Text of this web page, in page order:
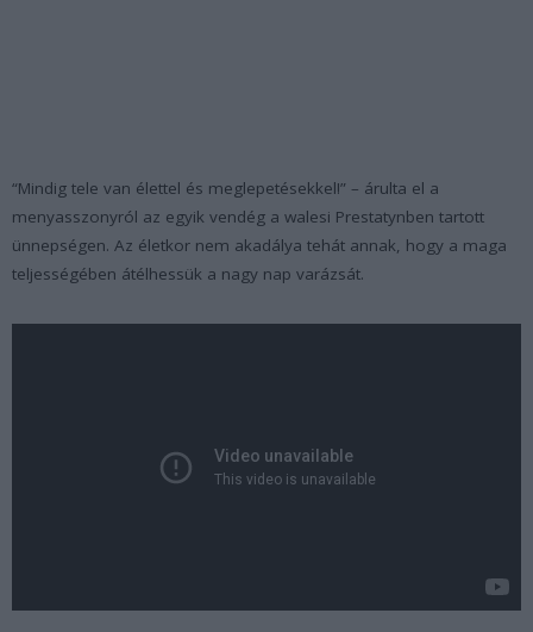
“Mindig tele van élettel és meglepetésekkel!” – árulta el a
menyasszonyról az egyik vendég a walesi Prestatynben tartott
ünnepségen. Az életkor nem akadálya tehát annak, hogy a maga
teljességében átélhessük a nagy nap varázsát.